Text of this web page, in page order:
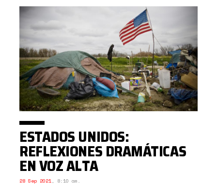
ESTADOS UNIDOS:
REFLEXIONES DRAMÁTICAS
EN VOZ ALTA
28 Sep 2021, 8:10 am.